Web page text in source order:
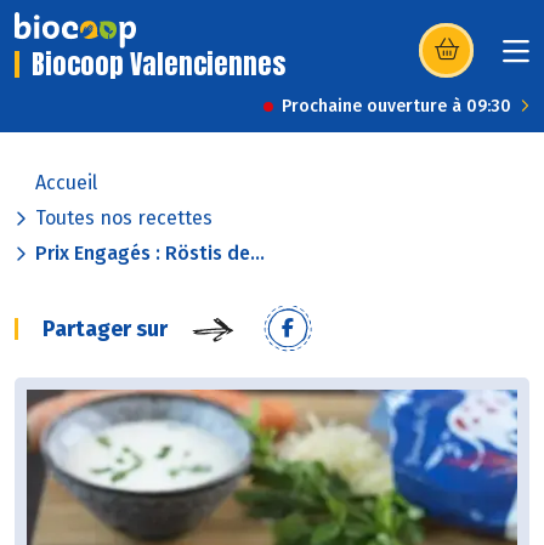
Biocoop Valenciennes (s’ouvre dans
Prochaine ouverture à 09:30
Accueil
Toutes nos recettes
Prix Engagés : Röstis de...
Partager sur